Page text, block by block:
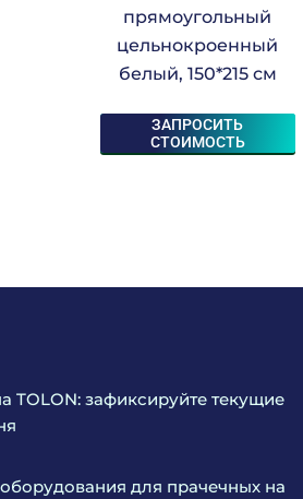
прямоугольный
цельнокроенный
белый, 150*215 см
ЗАПРОСИТЬ
СТОИМОСТЬ
TOLON: зафиксируйте текущие
для прачечных на